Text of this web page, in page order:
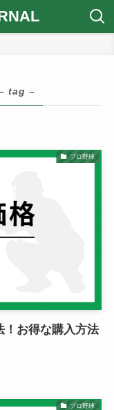
tag –
プロ野球
！お得な購入方法
プロ野球